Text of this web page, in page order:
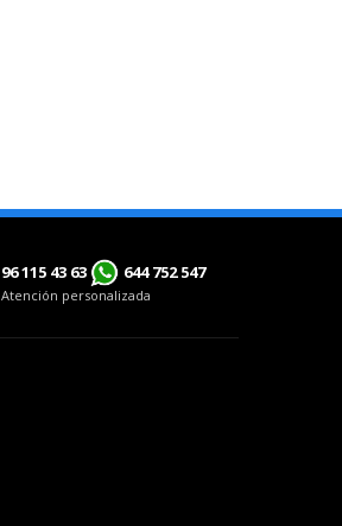
96 115 43 63 644 752 547
Atención personalizada